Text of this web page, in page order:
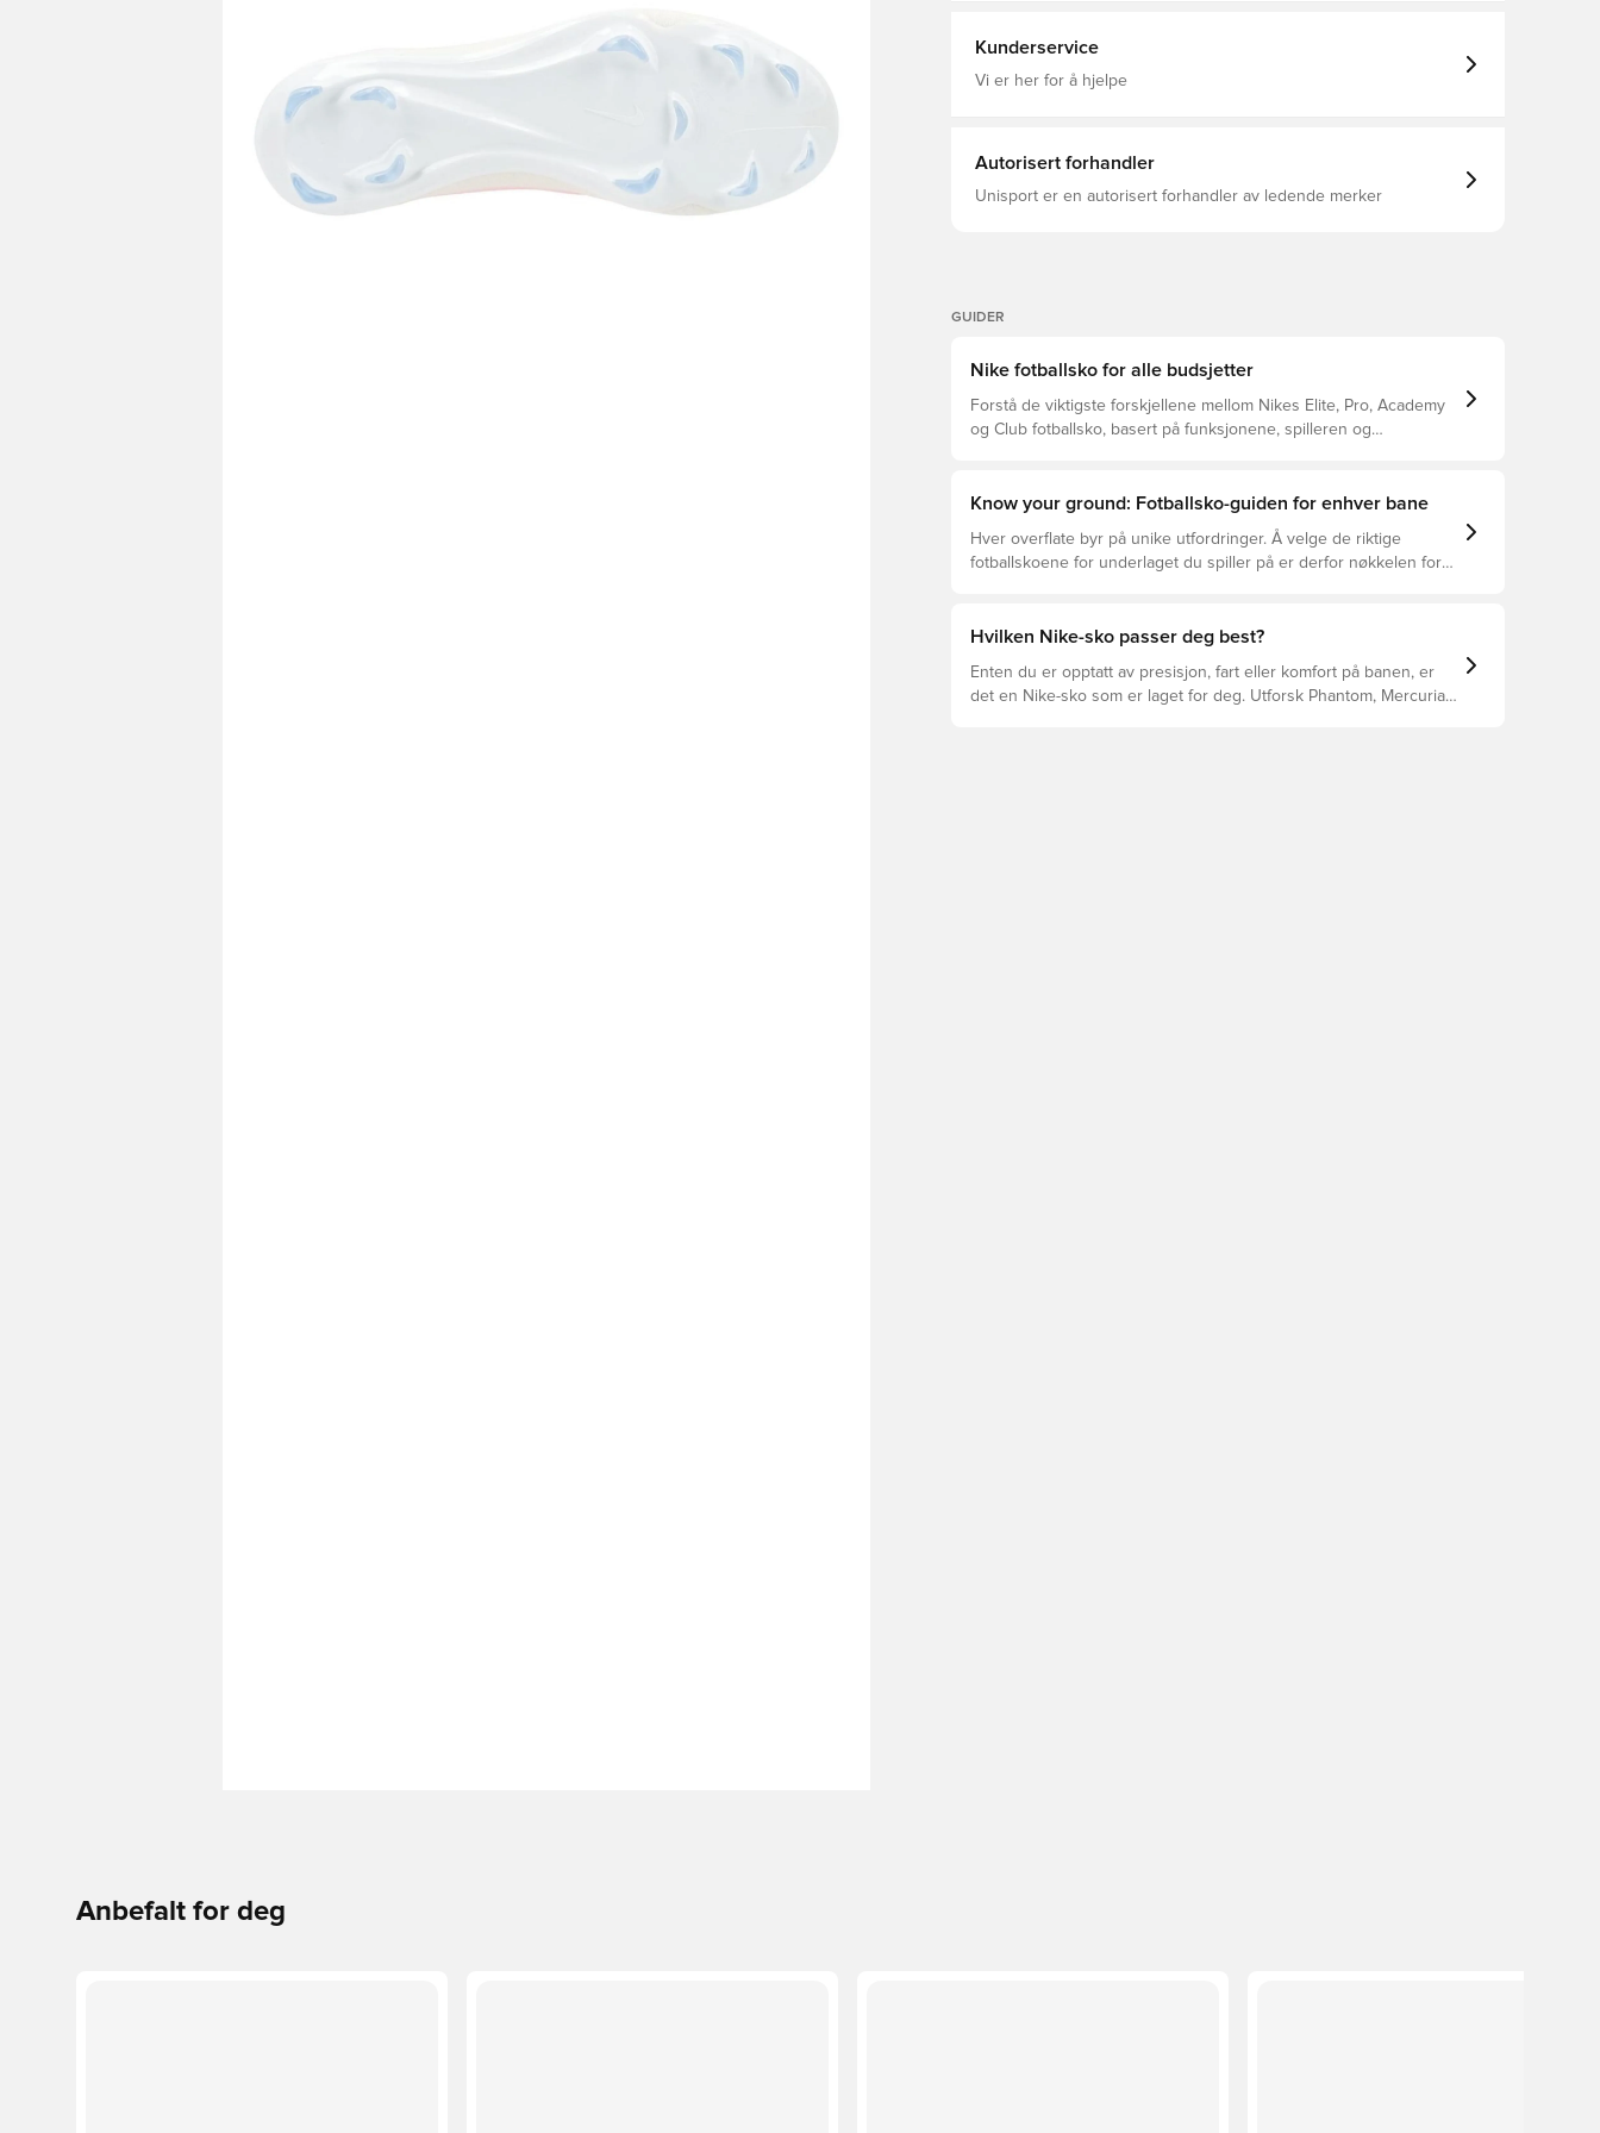
Merk: Nike opplyser at fargen på yttersålen kan falme ved bruk.
Kunderservice
Vi er her for å hjelpe
Autorisert forhandler
Unisport er en autorisert forhandler av ledende merker
GUIDER
Nike fotballsko for alle budsjetter
Forstå de viktigste forskjellene mellom Nikes Elite, Pro, Academy
og Club fotballsko, basert på funksjonene, spilleren og
Know your ground: Fotballsko-guiden for enhver bane
Hver overflate byr på unike utfordringer. Å velge de riktige
fotballskoene for underlaget du spiller på er derfor nøkkelen for
beste valget for de forskjellige overflatene.
Hvilken Nike-sko passer deg best?
Enten du er opptatt av presisjon, fart eller komfort på banen, er
det en Nike-sko som er laget for deg. Utforsk Phantom, Mercurial,
Anbefalt for deg